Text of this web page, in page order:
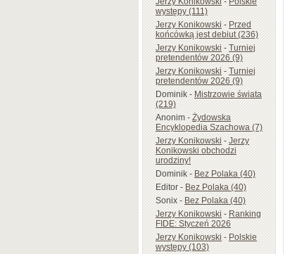
występy (111)
Jerzy Konikowski-Przed
końcówką jest debiut (236)
Jerzy Konikowski-Turniej
pretendentów 2026 (9)
Jerzy Konikowski-Turniej
pretendentów 2026 (9)
Dominik-Mistrzowie świata
(219)
Anonim-Żydowska
Encyklopedia Szachowa (7)
Jerzy Konikowski-Jerzy
Konikowski obchodzi
urodziny!
Dominik-Bez Polaka (40)
Editor-Bez Polaka (40)
Sonix-Bez Polaka (40)
Jerzy Konikowski-Ranking
FIDE: Styczeń 2026
Jerzy Konikowski-Polskie
występy (103)